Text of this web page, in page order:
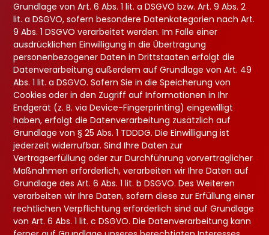
Grundlage von Art. 6 Abs. 1 lit. a DSGVO bzw. Art. 9 Abs. 2
lit. a DSGVO, sofern besondere Datenkategorien nach Art.
9 Abs. 1 DSGVO verarbeitet werden. Im Falle einer
ausdrücklichen Einwilligung in die Übertragung
personenbezogener Daten in Drittstaaten erfolgt die
Datenverarbeitung außerdem auf Grundlage von Art. 49
Abs. 1 lit. a DSGVO. Sofern Sie in die Speicherung von
Cookies oder in den Zugriff auf Informationen in Ihr
Endgerät (z. B. via Device-Fingerprinting) eingewilligt
haben, erfolgt die Datenverarbeitung zusätzlich auf
Grundlage von § 25 Abs. 1 TDDDG. Die Einwilligung ist
jederzeit widerrufbar. Sind Ihre Daten zur
Vertragserfüllung oder zur Durchführung vorvertraglicher
Maßnahmen erforderlich, verarbeiten wir Ihre Daten auf
Grundlage des Art. 6 Abs. 1 lit. b DSGVO. Des Weiteren
verarbeiten wir Ihre Daten, sofern diese zur Erfüllung einer
rechtlichen Verpflichtung erforderlich sind auf Grundlage
von Art. 6 Abs. 1 lit. c DSGVO. Die Datenverarbeitung kann